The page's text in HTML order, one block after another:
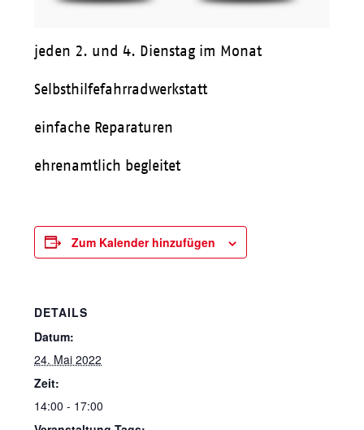
jeden 2. und 4. Dienstag im Monat
Selbsthilfefahrradwerkstatt
einfache Reparaturen
ehrenamtlich begleitet
Zum Kalender hinzufügen
DETAILS
Datum:
24. Mai 2022
Zeit:
14:00 - 17:00